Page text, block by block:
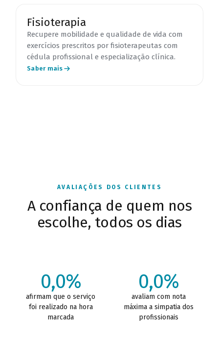
Fisioterapia
Recupere mobilidade e qualidade de vida com
exercícios prescritos por fisioterapeutas com
cédula profissional e especialização clínica.
Saber mais
AVALIAÇÕES DOS CLIENTES
A confiança de quem nos
escolhe, todos os dias
0,0%
afirmam que o serviço
foi realizado na hora
marcada
0,0%
avaliam com nota
máxima a simpatia dos
profissionais